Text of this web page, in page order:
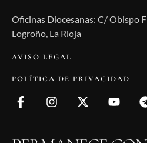
Oficinas Diocesanas: C/ Obispo
Logroño, La Rioja
AVISO LEGAL
POLÍTICA DE PRIVACIDAD